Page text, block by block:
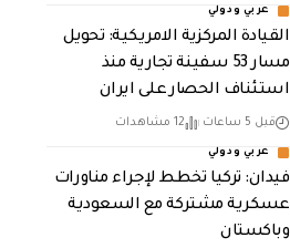
عربي ودولي
القيادة المركزية الامريكية: تحويل
مسار 53 سفينة تجارية منذ
استئناف الحصار على ايران
قبل 5 ساعات 12 مشاهدات
عربي ودولي
فيدان: تركيا تخطط لإجراء مناورات
عسكرية مشتركة مع السعودية
وباكستان